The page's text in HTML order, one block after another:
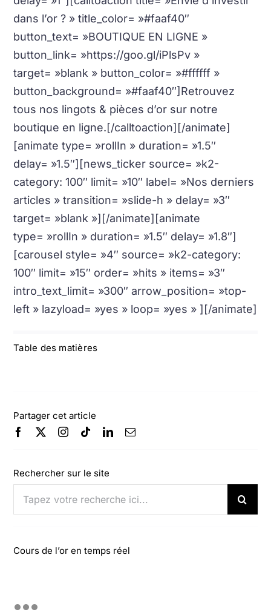
Table des matières
Partager cet article
Rechercher sur le site
Rechercher:
Cours de l’or en temps réel
dans l’or ? » title_color= »#faaf40″
button_text= »BOUTIQUE EN LIGNE »
button_link= »https://goo.gl/iPlsPv »
target= »blank » button_color= »#ffffff »
button_background= »#faaf40″]Retrouvez
tous nos lingots & pièces d’or sur notre
boutique en ligne.[/calltoaction][/animate]
[animate type= »rollIn » duration= »1.5″
delay= »1.5″][news_ticker source= »k2-
category: 100″ limit= »10″ label= »Nos derniers
articles » transition= »slide-h » delay= »3″
target= »blank »][/animate][animate
type= »rollIn » duration= »1.5″ delay= »1.8″]
[carousel style= »4″ source= »k2-category:
100″ limit= »15″ order= »hits » items= »3″
intro_text_limit= »300″ arrow_position= »top-
left » lazyload= »yes » loop= »yes » ][/animate]